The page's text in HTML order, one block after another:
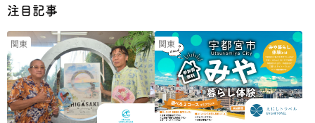
注目記事
関東 関東